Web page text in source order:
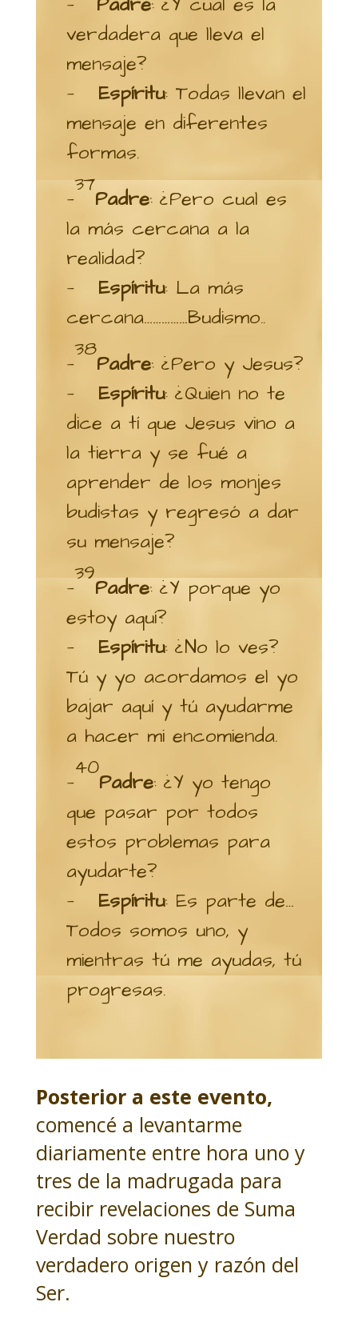
verdadera que lleva el
mensaje?
— Espíritu: Todas llevan el
mensaje en diferentes
formas.
—
37
Padre: ¿Pero cual es
la más cercana a la
realidad?
— Espíritu: La más
cercana……………Budismo..
—
38
Padre: ¿Pero y Jesus?
— Espíritu: ¿Quien no te
dice a tí que Jesus vino a
la tierra y se fué a
aprender de los monjes
budistas y regresó a dar
su mensaje?
—
39
Padre: ¿Y porque yo
estoy aquí?
— Espíritu: ¿No lo ves?
Tú y yo acordamos el yo
bajar aquí y tú ayudarme
a hacer mi encomienda.
—
40
Padre: ¿Y yo tengo
que pasar por todos
estos problemas para
ayudarte?
— Espíritu: Es parte de…
Todos somos uno, y
mientras tú me ayudas, tú
progresas.
Posterior a este evento,
comencé a levantarme
diariamente entre hora uno y
tres de la madrugada para
recibir revelaciones de Suma
Verdad sobre nuestro
verdadero origen y razón del
Ser.